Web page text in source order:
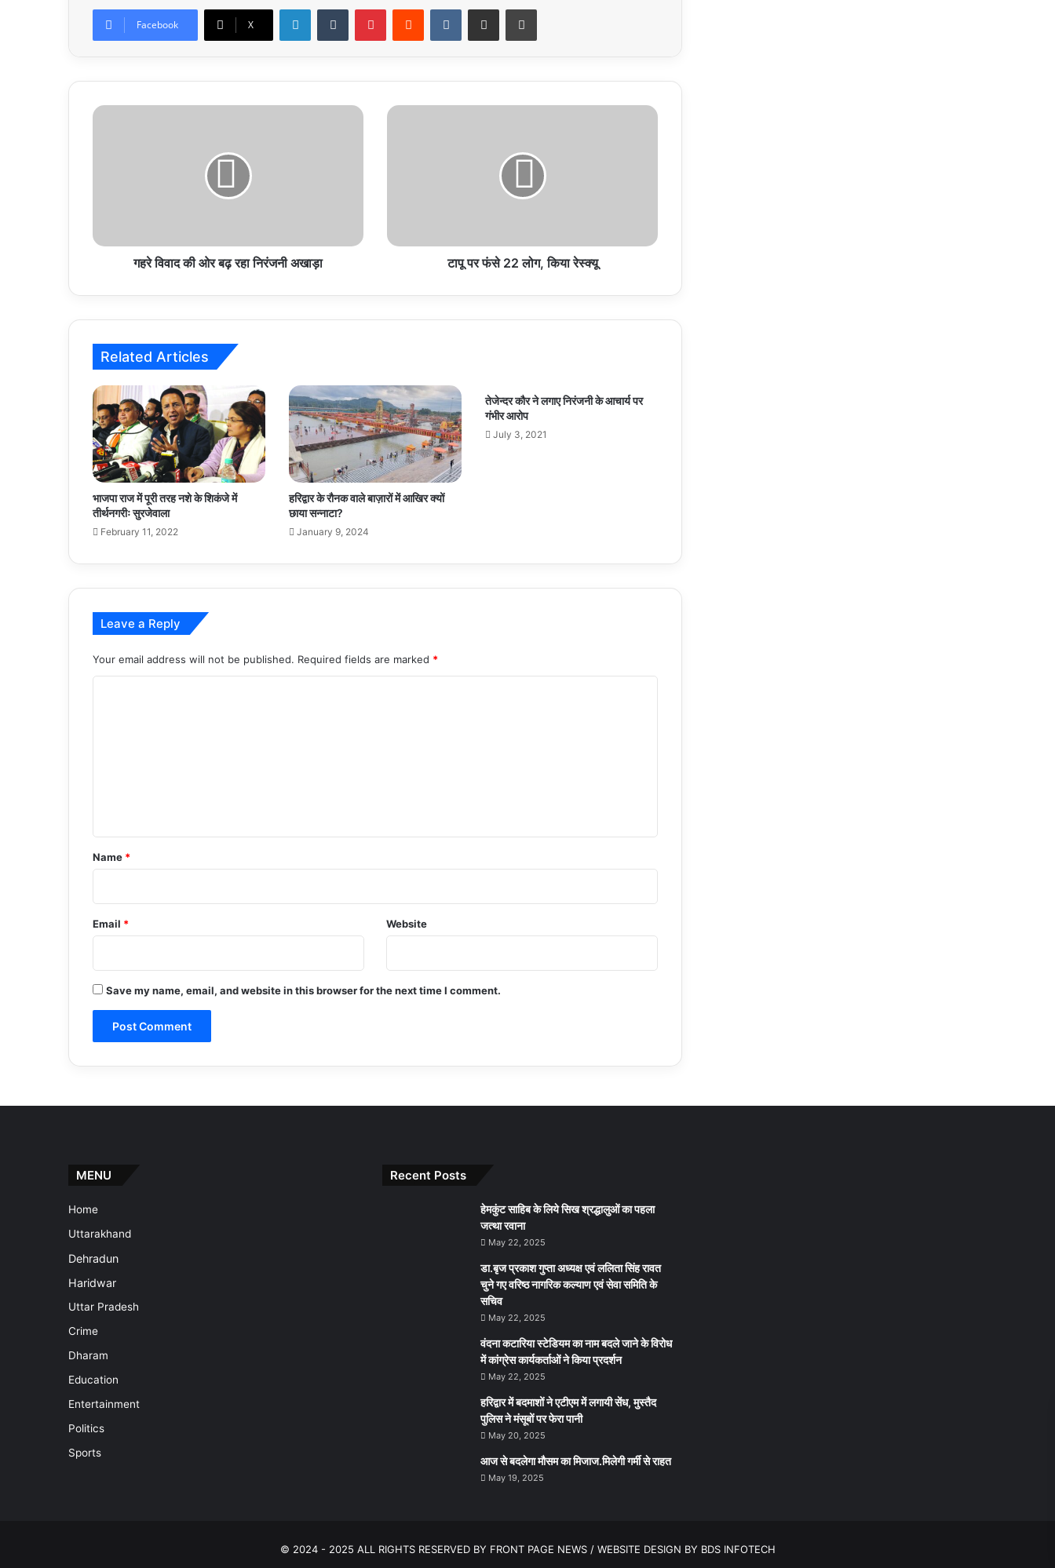
Facebook X
LinkedInTumblr PinterestReddit VKontakteShare via Email Print
गहरे
गहरे विवाद की ओर बढ़ रहा निरंजनी अखाड़ा
टापू
टापू पर फंसे 22 लोग, किया रेस्क्यू
Related Articles
भाजपा राज में पूरी तरह नशे के शिकंजे में
तीर्थनगरीः सुरजेवाला
February 11, 2022
हरिद्वार के रौनक वाले बाज़ारों में आखिर क्यों
छाया सन्नाटा?
January 9, 2024
तेजेन्दर कौर ने लगाए निरंजनी के आचार्य पर
गंभीर आरोप
July 3, 2021
Leave a Reply
Your email address will not be published. Required fields are marked *
*
Name *
Email * Website
Save my name, email, and website in this browser for the next time I comment.
MENU
Home
Uttarakhand
Dehradun
Haridwar
Uttar Pradesh
Crime
Dharam
Education
Entertainment
Politics
Sports
Recent Posts
हेमकुंट साहिब के लिये सिख श्रद्धालुओं का पहला
जत्था रवाना
May 22, 2025
डा.बृज प्रकाश गुप्ता अध्यक्ष एवं ललिता सिंह रावत
चुने गए वरिष्ठ नागरिक कल्याण एवं सेवा समिति के
सचिव
May 22, 2025
वंदना कटारिया स्टेडियम का नाम बदले जाने के विरोध
में कांग्रेस कार्यकर्ताओं ने किया प्रदर्शन
May 22, 2025
हरिद्वार में बदमाशों ने एटीएम में लगायी सेंध, मुस्तैद
पुलिस ने मंसूबों पर फेरा पानी
May 20, 2025
आज से बदलेगा मौसम का मिजाज.मिलेगी गर्मी से राहत
May 19, 2025
© 2024 - 2025 ALL RIGHTS RESERVED BY FRONT PAGE NEWS / WEBSITE DESIGN BY BDS INFOTECH